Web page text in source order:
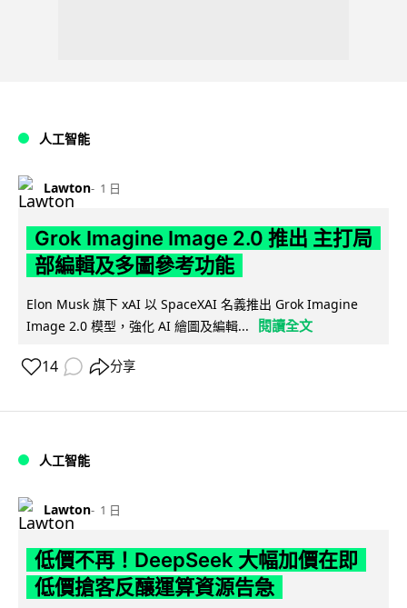
人工智能
Lawton 1 日
Grok Imagine Image 2.0 推出 主打局
部編輯及多圖參考功能
Elon Musk 旗下 xAI 以 SpaceXAI 名義推出 Grok Imagine
Image 2.0 模型，強化 AI 繪圖及編輯...
閱讀全文
14 分享
人工智能
Lawton 1 日
低價不再！DeepSeek 大幅加價在即
低價搶客反釀運算資源告急